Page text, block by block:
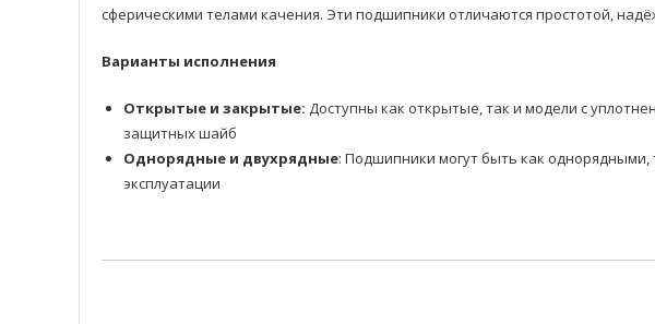
сферическими телами качения. Эти подшипники отличаются простотой,
Варианты исполнения
Открытые и закрытые: Доступны как открытые, так и модели с
защитных шайб
Однорядные и двухрядные: Подшипники могут быть как
эксплуатации